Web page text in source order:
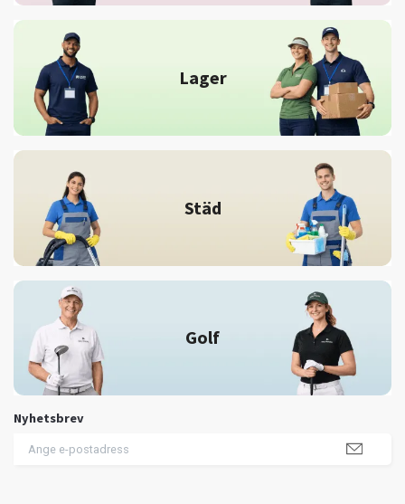
Lager
Städ
Golf
Nyhetsbrev